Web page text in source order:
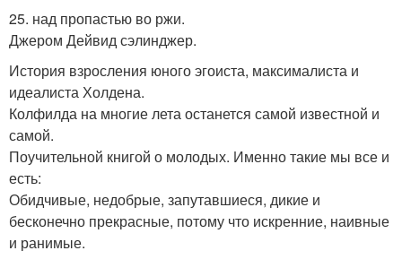
25. над пропастью во ржи.
Джером Дейвид сэлинджер.
История взросления юного эгоиста, максималиста и
идеалиста Холдена.
Колфилда на многие лета останется самой известной и
самой.
Поучительной книгой о молодых. Именно такие мы все и
есть:
Обидчивые, недобрые, запутавшиеся, дикие и
бесконечно прекрасные, потому что искренние, наивные
и ранимые.